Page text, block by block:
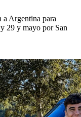
a Argentina para
29 y mayo por San